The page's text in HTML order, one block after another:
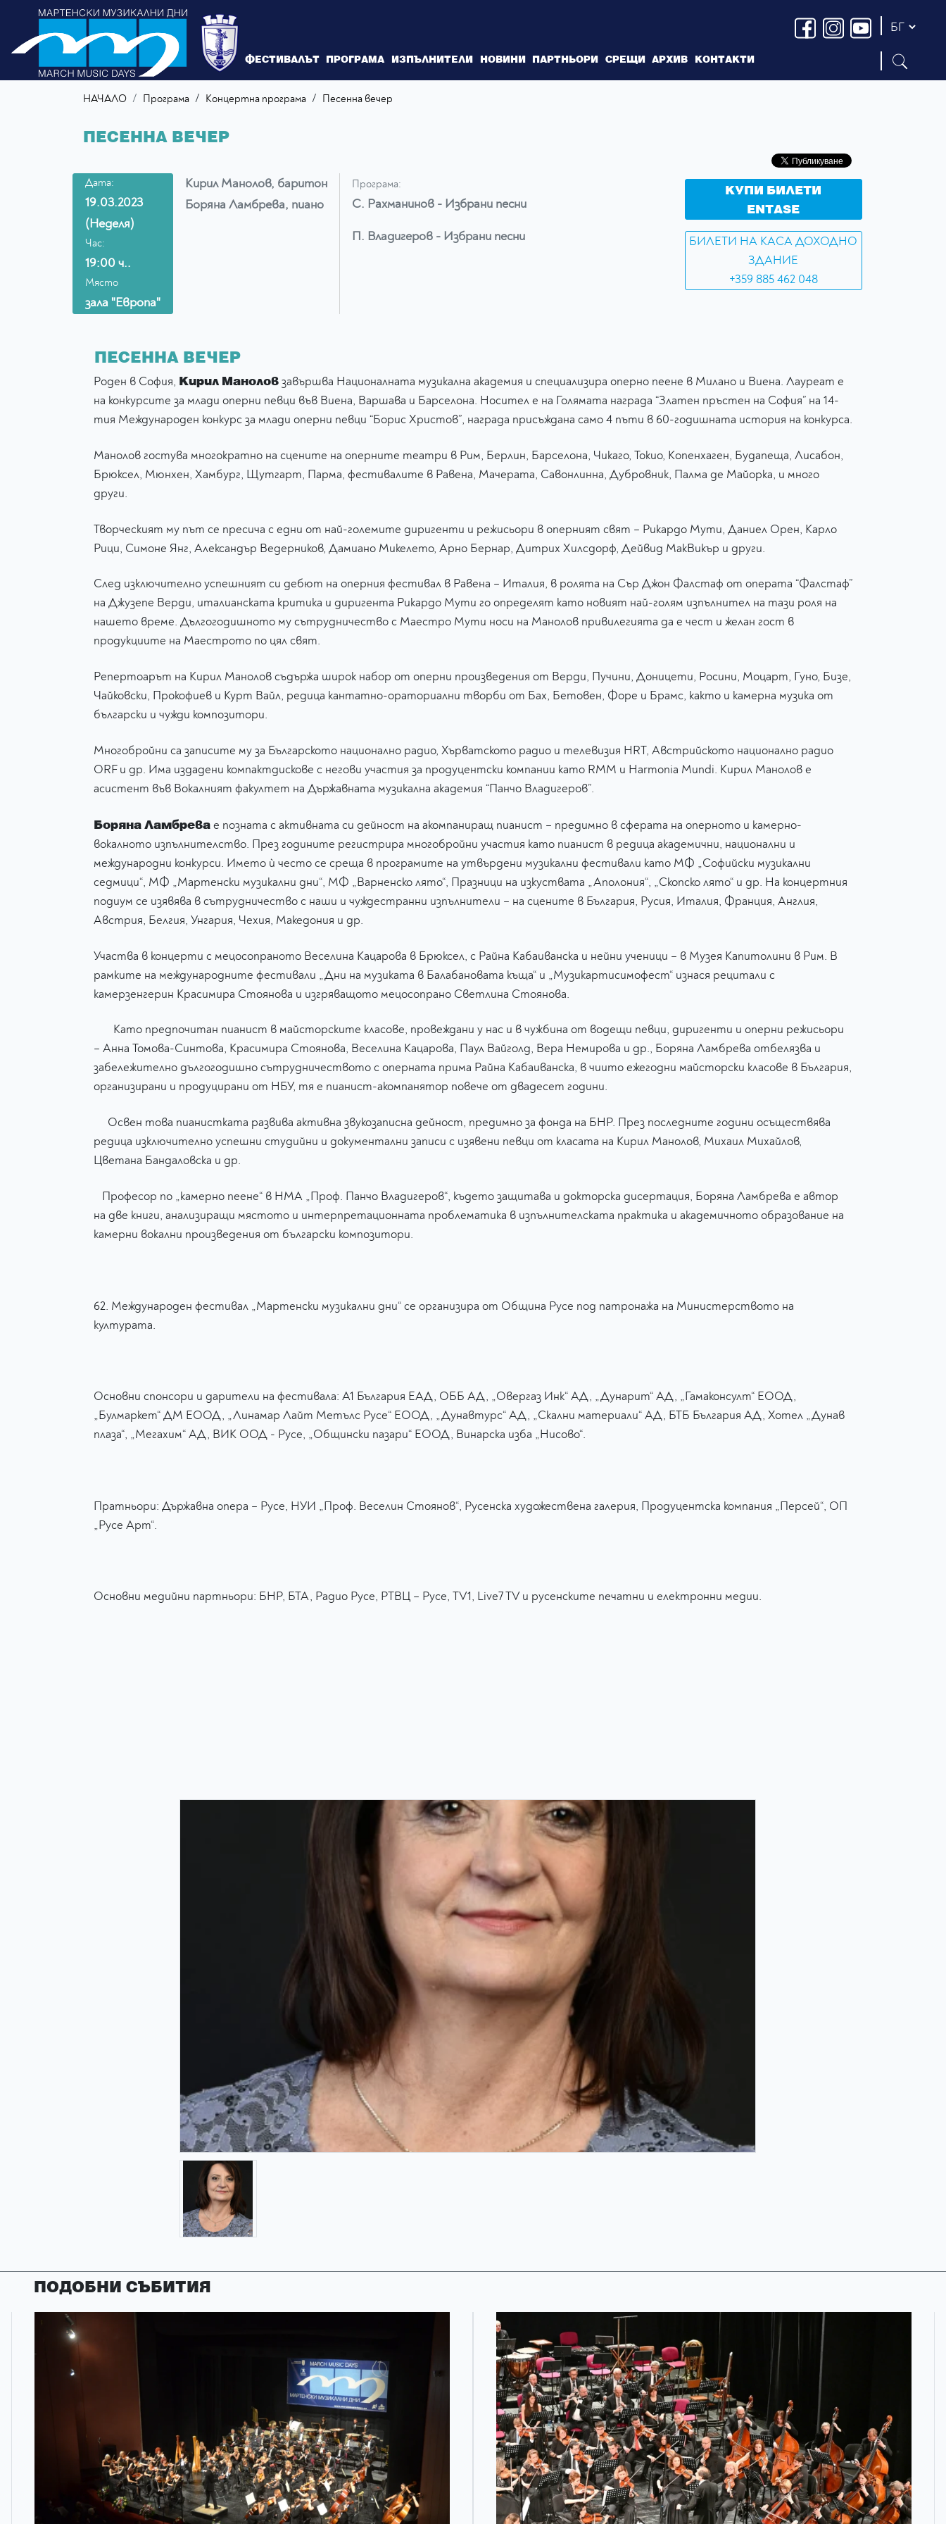
ФЕСТИВАЛЪТ ПРОГРАМА ИЗПЪЛНИТЕЛИ НОВИНИ ПАРТНЬОРИ СРЕЩИ АРХИВ КОНТАКТИ
НАЧАЛО Програма / Концертна програма / Песенна вечер
ПЕСЕННА ВЕЧЕР
Дата:
19.03.2023
(Неделя)
Час:
19:00 ч..
Място
зала "Европа"
Кирил Манолов, баритон
Боряна Ламбрева, пиано
Програма:
С. Рахманинов - Избрани песни
П. Владигеров - Избрани песни
КУПИ БИЛЕТИ
ENTASE
БИЛЕТИ НА КАСА ДОХОДНО
ЗДАНИЕ
+359 885 462 048
ПЕСЕННА ВЕЧЕР
Роден в София, Кирил Маноловзавършва Националната музикална академия и специализира оперно пеене в Милано и Виена. Лауреат е
на конкурсите за млади оперни певци във Виена, Варшава и Барселона. Носител е на Голямата награда “Златен пръстен на София” на 14-
тия Международен конкурс за млади оперни певци “Борис Христов”, награда присъждана само 4 пъти в 60-годишната история на конкурса.
Манолов гостува многократно на сцените на оперните театри в Рим, Берлин, Барселона, Чикаго, Токио, Копенхаген, Будапеща, Лисабон,
Брюксел, Мюнхен, Хамбург, Щутгарт, Парма, фестивалите в Равена, Мачерата, Савонлинна, Дубровник, Палма де Майорка, и много
други.
Творческият му път се пресича с едни от най-големите диригенти и режисьори в оперният свят – Рикардо Мути, Даниел Орен, Карло
Рици, Симоне Янг, Александър Ведерников, Дамиано Микелето, Арно Бернар, Дитрих Хилсдорф, Дейвид МакВикър и други.
След изключително успешният си дебют на оперния фестивал в Равена – Италия, в ролята на Сър Джон Фалстаф от операта “Фалстаф”
на Джузепе Верди, италианската критика и диригента Рикардо Мути го определят като новият най-голям изпълнител на тази роля на
нашето време. Дългогодишното му сътрудничество с Маестро Мути носи на Манолов привилегията да е чест и желан гост в
продукциите на Маестрото по цял свят.
Репертоарът на Кирил Манолов съдържа широк набор от оперни произведения от Верди, Пучини, Доницети, Росини, Моцарт, Гуно, Бизе,
Чайковски, Прокофиев и Курт Вайл, редица кантатно-ораториални творби от Бах, Бетовен, Форе и Брамс, както и камерна музика от
български и чужди композитори.
Многобройни са записите му за Българското национално радио, Хърватското радио и телевизия HRT, Австрийското национално радио
ОRF и др. Има издадени компактдискове с негови участия за продуцентски компании като RMM и Harmonia Mundi. Кирил Манолов е
асистент във Вокалният факултет на Държавната музикална академия “Панчо Владигеров”.
Боряна Ламбревае позната с активната си дейност на акомпаниращ пианист – предимно в сферата на оперното и камерно-
вокалното изпълнителство. През годините регистрира многобройни участия като пианист в редица академични, национални и
международни конкурси. Името ѝ често се среща в програмите на утвърдени музикални фестивали като МФ „Софийски музикални
седмици“, МФ „Мартенски музикални дни“, МФ „Варненско лято“, Празници на изкуствата „Аполония“, „Скопско лято“ и др. На концертния
подиум се изявява в сътрудничество с наши и чуждестранни изпълнители – на сцените в България, Русия, Италия, Франция, Англия,
Австрия, Белгия, Унгария, Чехия, Македония и др.
Участва в концерти с мецосопраното Веселина Кацарова в Брюксел, с Райна Кабаиванска и нейни ученици – в Музея Капитолини в Рим. В
рамките на международните фестивали „Дни на музиката в Балабановата къща“ и „Музикартисимофест“ изнася рецитали с
камерзенгерин Красимира Стоянова и изгряващото мецосопрано Светлина Стоянова.
Като предпочитан пианист в майсторските класове, провеждани у нас и в чужбина от водещи певци, диригенти и оперни режисьори
– Анна Томова-Синтова, Красимира Стоянова, Веселина Кацарова, Паул Вайголд, Вера Немирова и др., Боряна Ламбрева отбелязва и
забележително дългогодишно сътрудничеството с оперната прима Райна Кабаиванска, в чиито ежегодни майсторски класове в България,
организирани и продуцирани от НБУ, тя е пианист-акомпанятор повече от двадесет години.
Освен това пианистката развива активна звукозаписна дейност, предимно за фонда на БНР. През последните години осъществява
редица изключително успешни студийни и документални записи с изявени певци от класата на Кирил Манолов, Михаил Михайлов,
Цветана Бандаловска и др.
Професор по „камерно пеене“ в НМА „Проф. Панчо Владигеров“, където защитава и докторска дисертация, Боряна Ламбрева е автор
на две книги, анализиращи мястото и интерпретационната проблематика в изпълнителската практика и академичното образование на
камерни вокални произведения от български композитори.
62. Международен фестивал „Мартенски музикални дни“ се организира от Община Русе под патронажа на Министерството на
културата.
Основни спонсори и дарители на фестивала: А1 България ЕАД, ОББ АД, „Овергаз Инк“ АД, „Дунарит“ АД, „Гамаконсулт“ ЕООД,
„Булмаркет“ ДМ ЕООД, „Линамар Лайт Метълс Русе“ ЕООД, „Дунавтурс“ АД, „Скални материали“ АД, БТБ България АД, Хотел „Дунав
плаза“, „Мегахим“ АД, ВИК ООД - Русе, „Общински пазари“ ЕООД, Винарска изба „Нисово“.
Пратньори: Държавна опера – Русе, НУИ „Проф. Веселин Стоянов“, Русенска художествена галерия, Продуцентска компания „Персей“, ОП
„Русе Арт“.
Основни медийни партньори: БНР, БТА, Радио Русе, РТВЦ – Русе, TV1, Live7 TV и русенските печатни и електронни медии.
ПОДОБНИ СЪБИТИЯ